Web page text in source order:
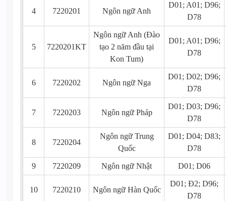
4 7220201 Ngôn ngữ Anh
D01; A01; D96;
D78
5 7220201KT
Ngôn ngữ Anh (Đào
tạo 2 năm đầu tại
Kon Tum)
D01; A01; D96;
D78
6 7220202 Ngôn ngữ Nga
D01; D02; D96;
D78
7 7220203 Ngôn ngữ Pháp
D01; D03; D96;
D78
8 7220204
Ngôn ngữ Trung
Quốc
D01; D04; D83;
D78
9 7220209 Ngôn ngữ Nhật D01; D06
10 7220210 Ngôn ngữ Hàn Quốc
D01; Đ2; D96;
D78